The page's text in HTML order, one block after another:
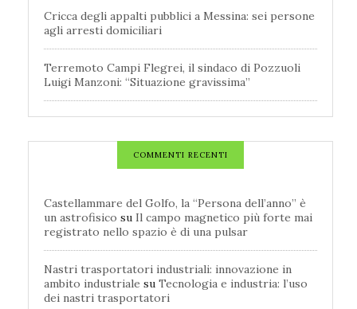
Cricca degli appalti pubblici a Messina: sei persone
agli arresti domiciliari
Terremoto Campi Flegrei, il sindaco di Pozzuoli
Luigi Manzoni: “Situazione gravissima”
COMMENTI RECENTI
Castellammare del Golfo, la “Persona dell’anno” è
un astrofisico su Il campo magnetico più forte mai
registrato nello spazio è di una pulsar
Nastri trasportatori industriali: innovazione in
ambito industriale su Tecnologia e industria: l’uso
dei nastri trasportatori